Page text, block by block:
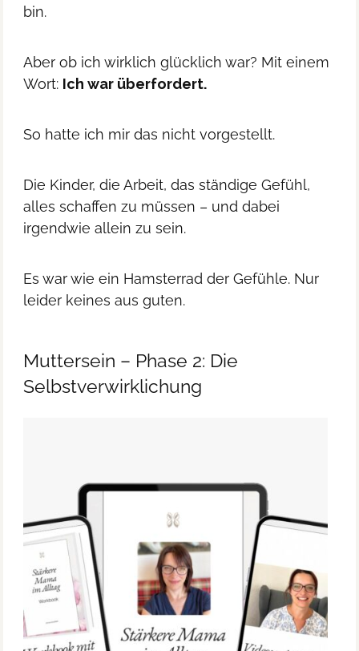
bin.
Aber ob ich wirklich glücklich war? Mit einem
Wort: Ich war überfordert.
So hatte ich mir das nicht vorgestellt.
Die Kinder, die Arbeit, das ständige Gefühl,
alles schaffen zu müssen – und dabei
irgendwie allein zu sein.
Es war wie ein Hamsterrad der Gefühle. Nur
leider keines aus guten.
Muttersein – Phase 2: Die
Selbstverwirklichung